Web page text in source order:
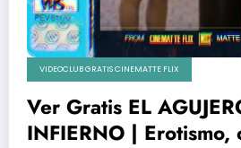
VIDEOCLUB GRATIS CINEMATTE FLIX
Ver Gratis EL
INFIERNO |